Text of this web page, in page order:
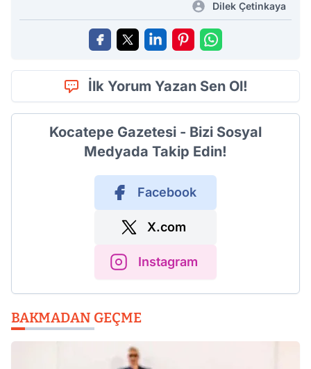
Dilek Çetinkaya
İlk Yorum Yazan Sen Ol!
Kocatepe Gazetesi - Bizi Sosyal
Medyada Takip Edin!
Facebook
X.com
Instagram
BAKMADAN GEÇME